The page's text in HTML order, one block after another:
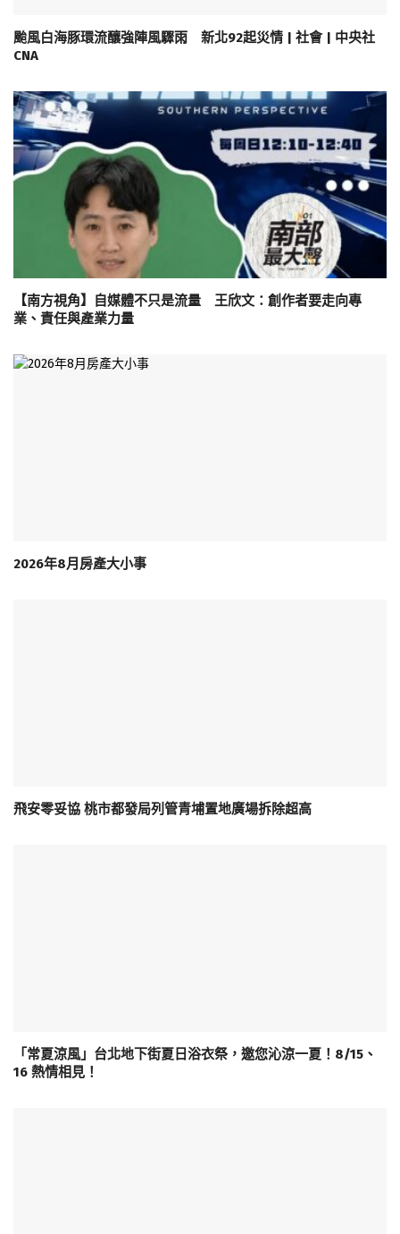
颱風白海豚環流釀強陣風驟雨 新北92起災情 | 社會 | 中央社
CNA
【南方視角】自媒體不只是流量 王欣文：創作者要走向專
業、責任與產業力量
2026年8月房產大小事
飛安零妥協 桃市都發局列管青埔置地廣場拆除超高
「常夏涼風」台北地下街夏日浴衣祭，邀您沁涼一夏！8/15、
16 熱情相見！